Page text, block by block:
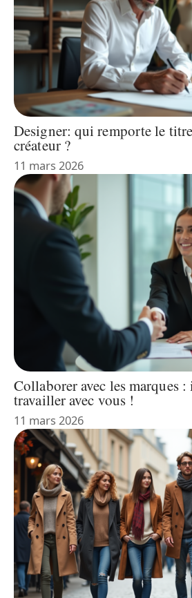
Designer: qui remporte le
créateur ?
11 mars 2026
Collaborer avec les marques
travailler avec vous !
11 mars 2026